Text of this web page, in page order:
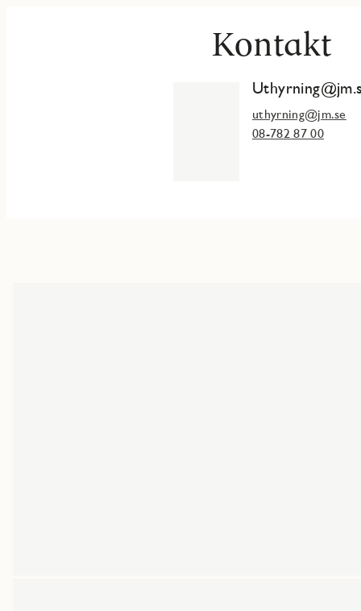
Kontakt
uthyrning@jm.se
08-782 87 00